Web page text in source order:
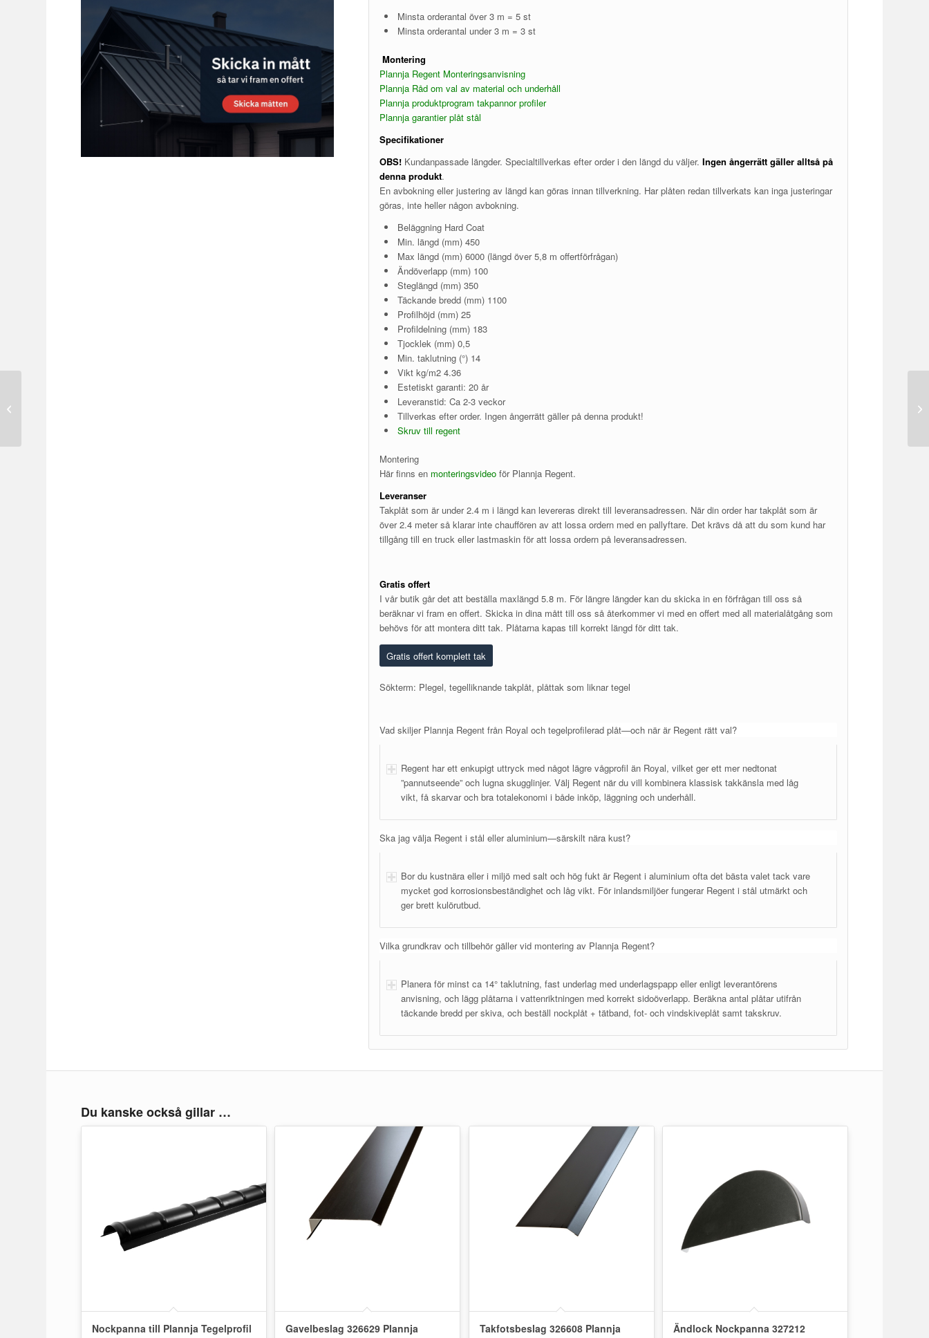
Minsta orderantal över 3 m = 5 st
Minsta orderantal under 3 m = 3 st
Montering
Plannja Regent Monteringsanvisning
Plannja Råd om val av material och underhåll
Plannja produktprogram takpannor profiler
Plannja garantier plåt stål
Specifikationer
OBS! Kundanpassade längder. Specialtillverkas efter order i den längd du väljer.Ingen ångerrätt gäller alltså på
denna produkt.
En avbokning eller justering av längd kan göras innan tillverkning. Har plåten redan tillverkats kan inga justeringar
göras, inte heller någon avbokning.
Beläggning Hard Coat
Min. längd (mm) 450
Max längd (mm) 6000 (längd över 5,8 m offertförfrågan)
Ändöverlapp (mm) 100
Steglängd (mm) 350
Täckande bredd (mm) 1100
Profilhöjd (mm) 25
Profildelning (mm) 183
Tjocklek (mm) 0,5
Min. taklutning (°) 14
Vikt kg/m2 4.36
Estetiskt garanti: 20 år
Leveranstid: Ca 2-3 veckor
Tillverkas efter order. Ingen ångerrätt gäller på denna produkt!
Skruv till regent
Montering
Här finns en monteringsvideo för Plannja Regent.
Leveranser
Takplåt som är under 2.4 m i längd kan levereras direkt till leveransadressen. När din order har takplåt som är
över 2.4 meter så klarar inte chauffören av att lossa ordern med en pallyftare. Det krävs då att du som kund har
tillgång till en truck eller lastmaskin för att lossa ordern på leveransadressen.
Gratis offert
I vår butik går det att beställa maxlängd 5.8 m. För längre längder kan du skicka in en förfrågan till oss så
beräknar vi fram en offert. Skicka in dina mått till oss så återkommer vi med en offert med all materialåtgång som
behövs för att montera ditt tak. Plåtarna kapas till korrekt längd för ditt tak.
Gratis offert komplett tak
Sökterm: Plegel, tegelliknande takplåt, plåttak som liknar tegel
Vad skiljer Plannja Regent från Royal och tegelprofilerad plåt—och när är Regent rätt val?
Regent har ett enkupigt uttryck med något lägre vågprofil än Royal, vilket ger ett mer nedtonat
”pannutseende” och lugna skugglinjer. Välj Regent när du vill kombinera klassisk takkänsla med låg
vikt, få skarvar och bra totalekonomi i både inköp, läggning och underhåll.
Ska jag välja Regent i stål eller aluminium—särskilt nära kust?
Bor du kustnära eller i miljö med salt och hög fukt är Regent i aluminium ofta det bästa valet tack vare
mycket god korrosionsbeständighet och låg vikt. För inlandsmiljöer fungerar Regent i stål utmärkt och
ger brett kulörutbud.
Vilka grundkrav och tillbehör gäller vid montering av Plannja Regent?
Planera för minst ca 14° taklutning, fast underlag med underlagspapp eller enligt leverantörens
anvisning, och lägg plåtarna i vattenriktningen med korrekt sidoöverlapp. Beräkna antal plåtar utifrån
täckande bredd per skiva, och beställ nockplåt + tätband, fot- och vindskiveplåt samt takskruv.
Du kanske också gillar …
Nockpanna till Plannja Tegelprofil Gavelbeslag 326629 Plannja Takfotsbeslag 326608 Plannja Ändlock Nockpanna 327212